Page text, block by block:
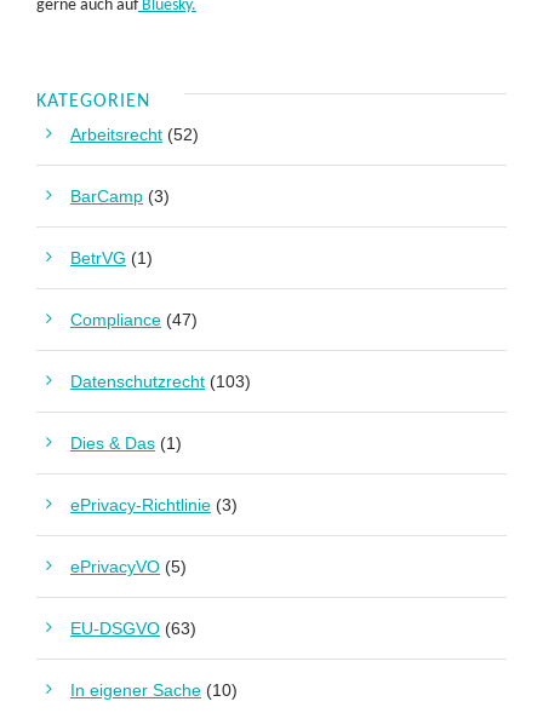
gerne auch aufBluesky.
KATEGORIEN
Arbeitsrecht (52)
BarCamp (3)
BetrVG (1)
Compliance (47)
Datenschutzrecht (103)
Dies & Das (1)
ePrivacy-Richtlinie (3)
ePrivacyVO (5)
EU-DSGVO (63)
In eigener Sache (10)